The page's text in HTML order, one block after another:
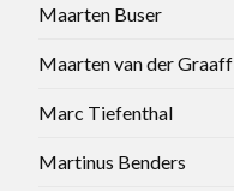
Maarten Buser
Maarten van der Graaff
Marc Tiefenthal
Martinus Benders